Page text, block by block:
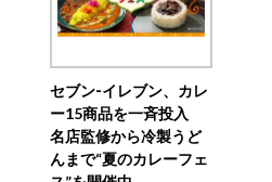
セブン‐イレブン、カレ
ー15商品を一斉投入
名店監修から冷製うど
んまで“夏のカレーフェ